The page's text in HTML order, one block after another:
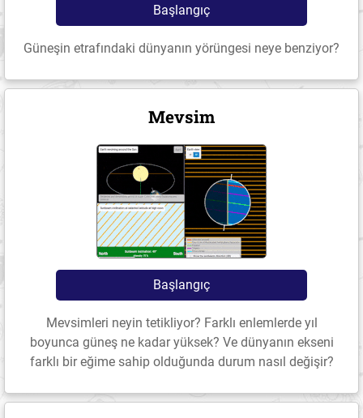
Başlangıç
Güneşin etrafındaki dünyanın yörüngesi neye benziyor?
Mevsim
Başlangıç
Mevsimleri neyin tetikliyor? Farklı enlemlerde yıl
boyunca güneş ne ​​kadar yüksek? Ve dünyanın ekseni
farklı bir eğime sahip olduğunda durum nasıl değişir?